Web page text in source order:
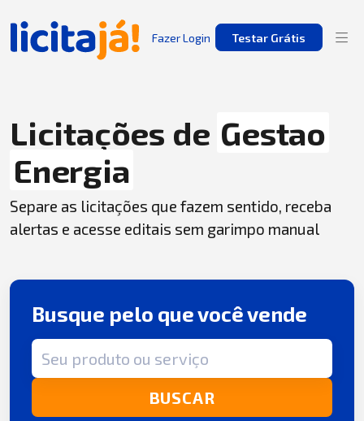
Fazer Login Testar Grátis
Licitações de Gestao
Energia
Separe as licitações que fazem sentido, receba
alertas e acesse editais sem garimpo manual
Busque pelo que você vende
Termo de busca
BUSCAR